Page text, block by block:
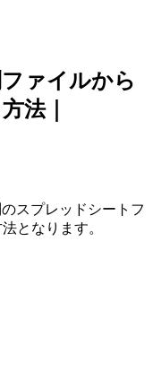
ァイルから
法｜
スプレッドシートフ
となります。